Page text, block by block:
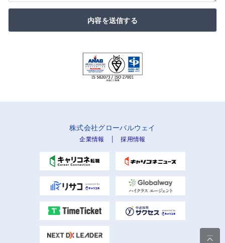
内容を送信する
株式会社グローバルウェイ
企業情報 |採用情報
